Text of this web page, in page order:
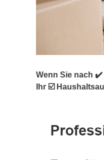
Wenn Sie nach
Ihr ☑️